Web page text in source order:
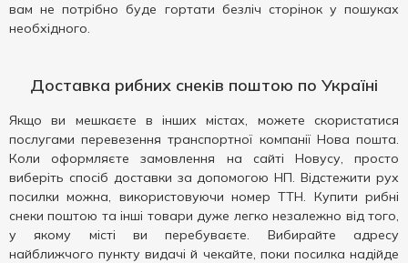
вам не потрібно буде гортати безліч сторінок у пошуках
необхідного.
Доставка рибних снеків поштою по Україні
Якщо ви мешкаєте в інших містах, можете скористатися
послугами перевезення транспортної компанії Нова пошта.
Коли оформляєте замовлення на сайті Новусу, просто
виберіть спосіб доставки за допомогою НП. Відстежити рух
посилки можна, використовуючи номер ТТН. Купити рибні
снеки поштою та інші товари дуже легко незалежно від того,
у якому місті ви перебуваєте. Вибирайте адресу
найближчого пункту видачі й чекайте, поки посилка надійде